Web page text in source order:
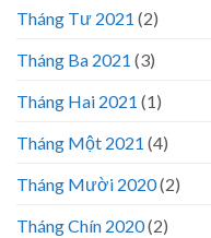
Tháng Tư 2021 (2)
Tháng Ba 2021 (3)
Tháng Hai 2021 (1)
Tháng Một 2021 (4)
Tháng Mười 2020(2)
Tháng Chín 2020(2)